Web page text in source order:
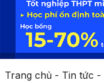
Trang chủ- Tin tức -